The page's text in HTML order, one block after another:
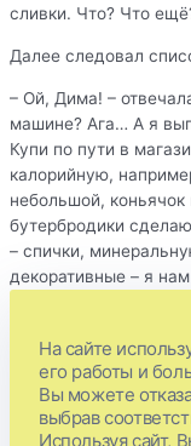
сливки. Что? Что
Далее следовал
– Ой, Дима! –
машине? Ага… А я
Купи по пути в
калорийную,
небольшой,
бутербродики
– спички,
декоративные – я
Ни одного предмета
куплено ею самой.
мытья посуды и
На сайте
его работы и
Вы можете
выбрав
Используя сайт,